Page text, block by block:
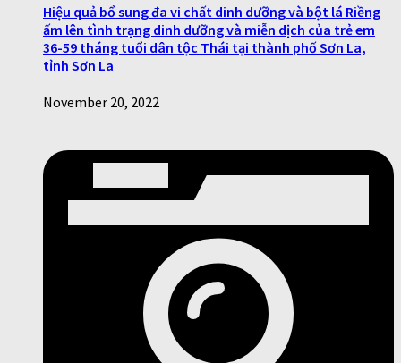
Hiệu quả bổ sung đa vi chất dinh dưỡng và bột lá Riềng
ấm lên tình trạng dinh dưỡng và miễn dịch của trẻ em
36-59 tháng tuổi dân tộc Thái tại thành phố Sơn La,
tỉnh Sơn La
November 20, 2022